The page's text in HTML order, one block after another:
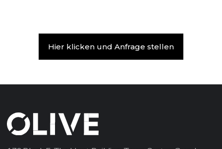
Hier klicken und Anfrage stellen